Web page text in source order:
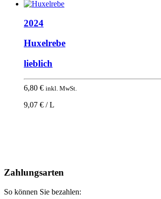
2024
Huxelrebe
lieblich
6,80 € inkl. MwSt.
9,07 € / L
oben
Zahlungsarten
So können Sie bezahlen: